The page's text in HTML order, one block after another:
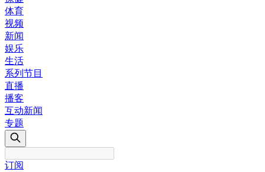
体育
视频
新闻
娱乐
生活
系列节目
直播
播客
互动新闻
专题
订阅